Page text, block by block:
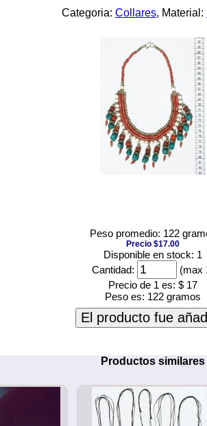
Categoria: Collares, Material:
Peso promedio: 122
Precio $17.00
Disponible en stock: 1
Cantidad:
(max
Precio de 1 es: $ 17
Peso es: 122 gramos
El producto fue
Productos similares